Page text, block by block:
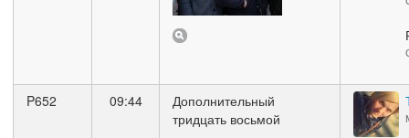
P652 09:44
Дополнительный
тридцать восьмой